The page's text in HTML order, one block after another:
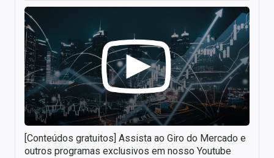
[Conteúdos gratuitos] Assista ao Giro do Mercado e
outros programas exclusivos em nosso Youtube